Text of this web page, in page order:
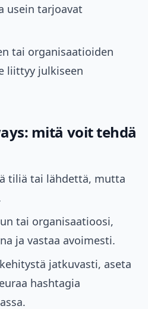
usein tarjoavat
tai organisaatioiden
liittyy julkiseen
mitä voit tehdä
tiliä tai lähdettä, mutta
tai organisaatioosi,
ja vastaa avoimesti.
jatkuvasti, aseta
hashtagia